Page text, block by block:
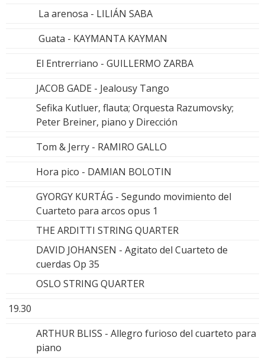
La arenosa - LILIÁN SABA
Guata - KAYMANTA KAYMAN
El Entrerriano - GUILLERMO ZARBA
JACOB GADE - Jealousy Tango
Sefika Kutluer, flauta; Orquesta Razumovsky;
Peter Breiner, piano y Dirección
Tom & Jerry - RAMIRO GALLO
Hora pico - DAMIAN BOLOTIN
GYORGY KURTÁG - Segundo movimiento del
Cuarteto para arcos opus 1
THE ARDITTI STRING QUARTER
DAVID JOHANSEN - Agitato del Cuarteto de
cuerdas Op 35
OSLO STRING QUARTER
19.30
ARTHUR BLISS - Allegro furioso del cuarteto para
piano